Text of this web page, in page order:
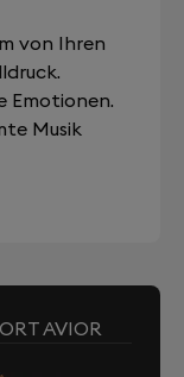
von Ihren
Emotionen.
Musik
AVIOR